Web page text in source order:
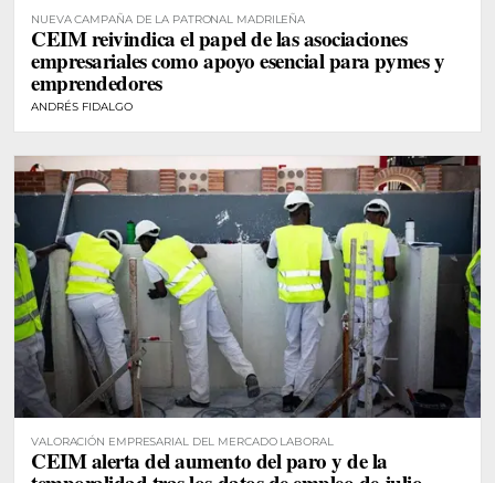
NUEVA CAMPAÑA DE LA PATRONAL MADRILEÑA
CEIM reivindica el papel de las asociaciones
empresariales como apoyo esencial para pymes y
emprendedores
ANDRÉS FIDALGO
VALORACIÓN EMPRESARIAL DEL MERCADO LABORAL
CEIM alerta del aumento del paro y de la